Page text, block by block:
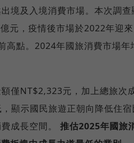
境及入境消費市場。本次調
元，疫情後市場於2022年迎
高點。2024年國旅消費市場年
僅NT$2,323元，加上總旅次
顯示國民旅遊正朝向降低住
成長空間。 推估2025年國旅